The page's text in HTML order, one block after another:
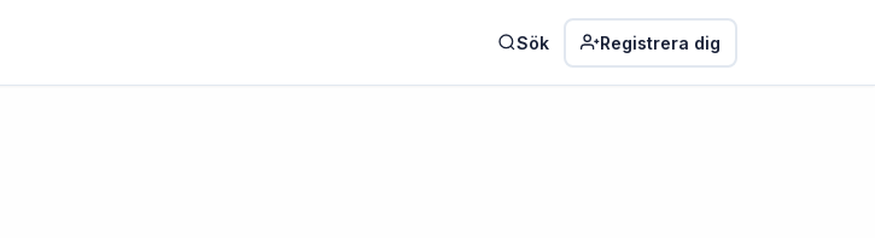
Sök Registrera dig